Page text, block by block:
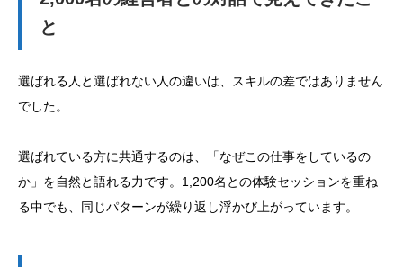
と
選ばれる人と選ばれない人の違いは、スキルの差ではありません
でした。
選ばれている方に共通するのは、「なぜこの仕事をしているの
か」を自然と語れる力です。1,200名との体験セッションを重ね
る中でも、同じパターンが繰り返し浮かび上がっています。